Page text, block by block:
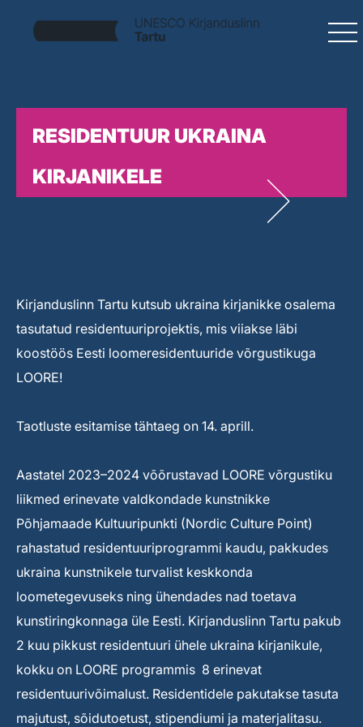
RESIDENTUUR UKRAINA
KIRJANIKELE
Kirjanduslinn Tartu kutsub ukraina kirjanikke osalema
tasutatud residentuuriprojektis, mis viiakse läbi
koostöös Eesti loomeresidentuuride võrgustikuga
LOORE!
Taotluste esitamise tähtaeg on 14. aprill.
Aastatel 2023–2024 võõrustavad LOORE võrgustiku
liikmed erinevate valdkondade kunstnikke
Põhjamaade Kultuuripunkti (Nordic Culture Point)
rahastatud residentuuriprogrammi kaudu, pakkudes
ukraina kunstnikele turvalist keskkonda
loometegevuseks ning ühendades nad toetava
kunstiringkonnaga üle Eesti. Kirjanduslinn Tartu pakub
2 kuu pikkust residentuuri ühele ukraina kirjanikule,
kokku on LOORE programmis 8 erinevat
residentuurivõimalust. Residentidele pakutakse tasuta
majutust, sõidutoetust, stipendiumi ja materjalitasu.